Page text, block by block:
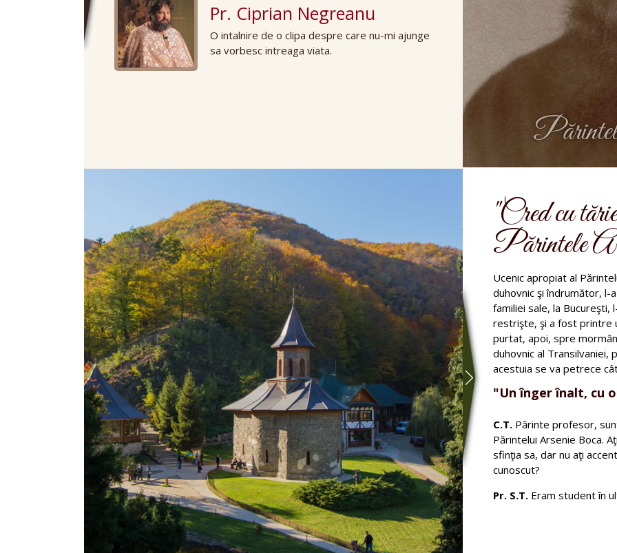
Pr. Ciprian Negreanu
O intalnire de o clipa despre care nu-mi ajunge
sa vorbesc intreaga viata.
"Cred cu
Părintele
Ucenic apropiat al
duhovnic şi îndrumător, l-
familiei sale, la Bucureşti,
restrişte, şi a fost printre
purtat, apoi, spre
duhovnic al
acestuia se va petrece
"Un înger înalt, cu
C.T. Părinte profesor,
Părintelui Arsenie Boca.
sfinţia sa, dar nu aţi
cunoscut?
Pr. S.T. Eram student în